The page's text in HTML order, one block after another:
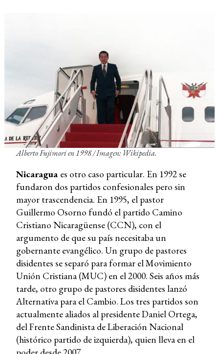
Alberto Fujimori en 1998 /Imagen: Wikipedia.
Nicaragua es otro caso particular. En 1992 se
fundaron dos partidos confesionales pero sin
mayor trascendencia. En 1995, el pastor
Guillermo Osorno fundó el partido Camino
Cristiano Nicaragüense (CCN), con el
argumento de que su país necesitaba un
gobernante evangélico. Un grupo de pastores
disidentes se separó para formar el Movimiento
Unión Cristiana (MUC) en el 2000. Seis años más
tarde, otro grupo de pastores disidentes lanzó
Alternativa para el Cambio. Los tres partidos son
actualmente aliados al presidente Daniel Ortega,
del Frente Sandinista de Liberación Nacional
(histórico partido de izquierda), quien lleva en el